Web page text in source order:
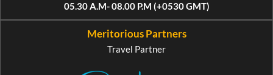
05.30 A.M- 08.00 P.M (+0530 GMT)
Meritorious Partners
Travel Partner